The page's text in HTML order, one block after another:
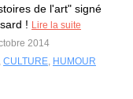
de l'art" signé
! Lire la suite
2014
, CULTURE, HUMOUR